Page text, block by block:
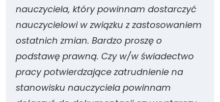
nauczyciela, który powinnam dostarczyć
nauczycielowi w związku z zastosowaniem
ostatnich zmian. Bardzo proszę o
podstawę prawną. Czy w/w świadectwo
pracy potwierdzające zatrudnienie na
stanowisku nauczyciela powinnam